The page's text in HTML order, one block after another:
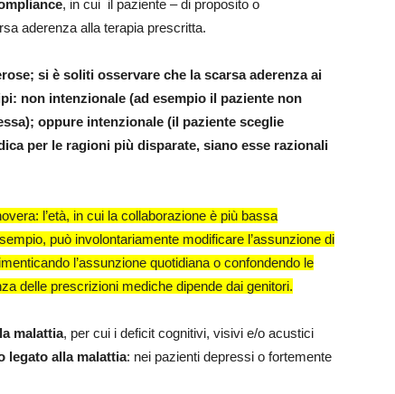
, in cui il paziente – di proposito o
aderenza alla terapia prescritta.
si è soliti osservare che la scarsa aderenza ai
non intenzionale (ad esempio il paziente non
oppure intenzionale (il paziente sceglie
per le ragioni più disparate, siano esse razionali
l’età, in cui la collaborazione è più bassa
può involontariamente modificare l’assunzione di
l’assunzione quotidiana o confondendo le
delle prescrizioni mediche dipende dai genitori.
malattia, per cui i deficit cognitivi, visivi e/o acustici
legato alla malattia: nei pazienti depressi o fortemente